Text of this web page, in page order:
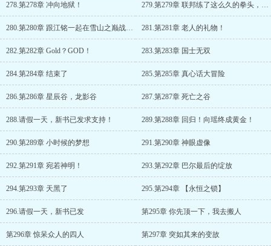
278.第278章 冲向地狱！ 279.第279章 联邦练了这么久的拳头，为了什么？
280.第280章 跟江铭一起在雪山之巅战斗过的人！ 281.第281章 老人的礼物！
282.第282章 Gold？GOD！ 283.第283章 国士无双
284.第284章 结束了 285.第285章 真心话大冒险
286.第286章 星辰谷，龙影谷 287.第287章 死亡之谷
288.请假一天，新书已发求支持！ 289.第288章 回归！向瑶终成黄金！
290.第289章 小时候的梦想 291.第290章 神眼虚像
292.第291章 宛若神明！ 293.第292章 巴尔最后的绽放
294.第293章 天黑了 295.第294章 【永恒之锁】
296.请假一天，新书已发 第295章 你先顶一下，我去搬人
第296章 惊呆众人的四人 第297章 突如其来的变故